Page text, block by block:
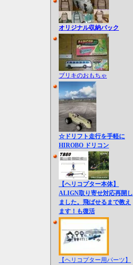
オリジナル収納バック
ブリキのおもちゃ
☆ドリフト走行を手軽に
HIROBO ドリコン
【ヘリコプター本体】
ALIGN取り寄せ対応再開し
ました。飛ばせるまで教え
ます！も復活
【ヘリコプター用パーツ】